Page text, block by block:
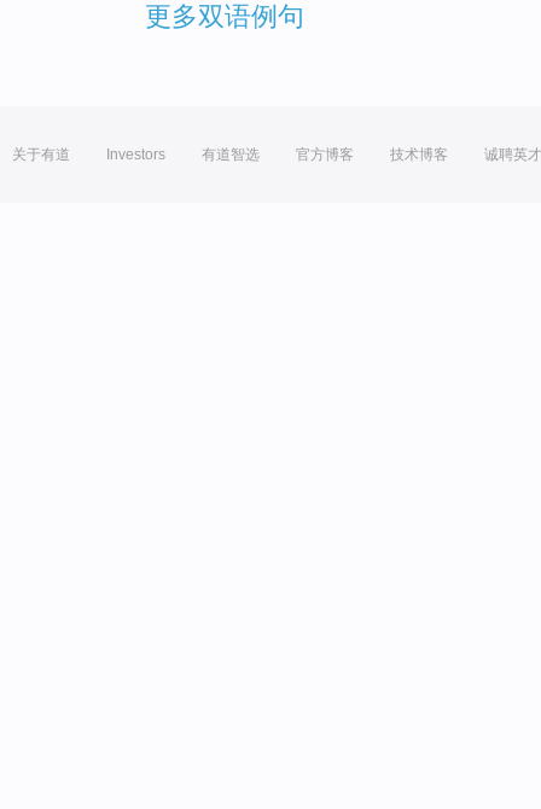
更多双语例句
关于有道 Investors 有道智选 官方博客 技术博客 诚聘英才